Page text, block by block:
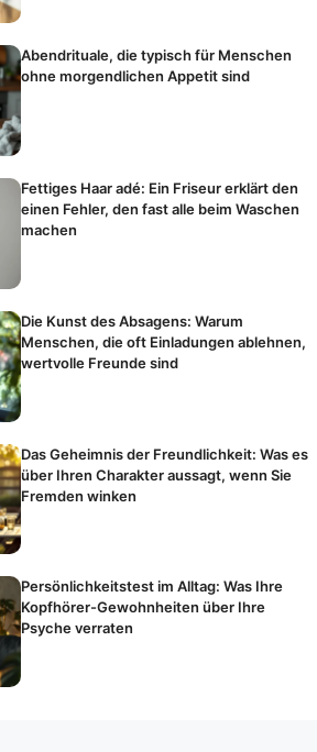
Abendrituale, die typisch für Menschen
ohne morgendlichen Appetit sind
Fettiges Haar adé: Ein Friseur erklärt den
einen Fehler, den fast alle beim Waschen
machen
Die Kunst des Absagens: Warum
Menschen, die oft Einladungen ablehnen,
wertvolle Freunde sind
Das Geheimnis der Freundlichkeit: Was es
über Ihren Charakter aussagt, wenn Sie
Fremden winken
Persönlichkeitstest im Alltag: Was Ihre
Kopfhörer-Gewohnheiten über Ihre
Psyche verraten